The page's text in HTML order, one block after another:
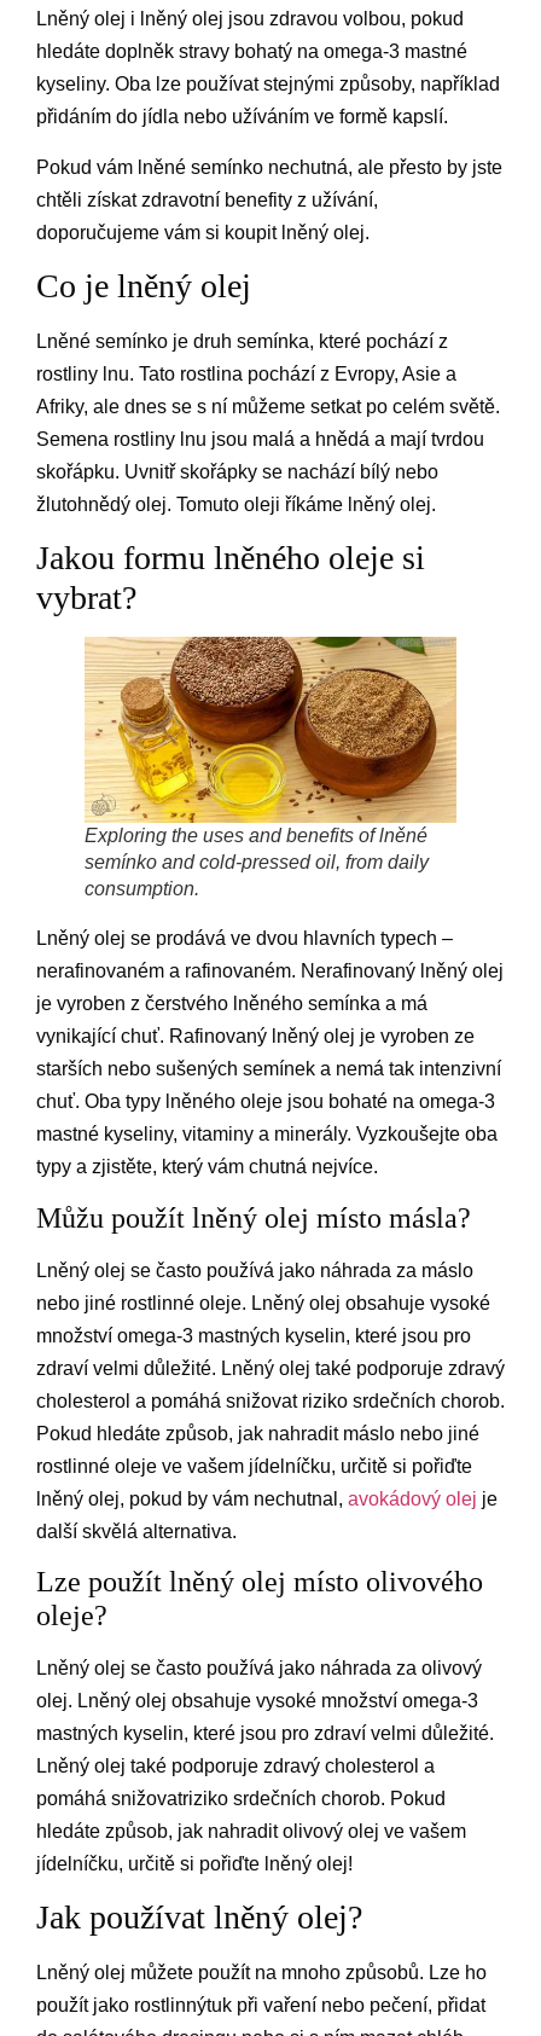
Lněný olej i lněný olej jsou zdravou volbou, pokud
hledáte doplněk stravy bohatý na omega-3 mastné
kyseliny. Oba lze používat stejnými způsoby, například
přidáním do jídla nebo užíváním ve formě kapslí.
Pokud vám lněné semínko nechutná, ale přesto by jste
chtěli získat zdravotní benefity z užívání,
doporučujeme vám si koupit lněný olej.
Co je lněný olej
Lněné semínko je druh semínka, které pochází z
rostliny lnu. Tato rostlina pochází z Evropy, Asie a
Afriky, ale dnes se s ní můžeme setkat po celém světě.
Semena rostliny lnu jsou malá a hnědá a mají tvrdou
skořápku. Uvnitř skořápky se nachází bílý nebo
žlutohnědý olej. Tomuto oleji říkáme lněný olej.
Jakou formu lněného oleje si
vybrat?
Exploring the uses and benefits of lněné
semínko and cold-pressed oil, from daily
consumption.
Lněný olej se prodává ve dvou hlavních typech –
nerafinovaném a rafinovaném. Nerafinovaný lněný olej
je vyroben z čerstvého lněného semínka a má
vynikající chuť. Rafinovaný lněný olej je vyroben ze
starších nebo sušených semínek a nemá tak intenzivní
chuť. Oba typy lněného oleje jsou bohaté na omega-3
mastné kyseliny, vitaminy a minerály. Vyzkoušejte oba
typy a zjistěte, který vám chutná nejvíce.
Můžu použít lněný olej místo másla?
Lněný olej se často používá jako náhrada za máslo
nebo jiné rostlinné oleje. Lněný olej obsahuje vysoké
množství omega-3 mastných kyselin, které jsou pro
zdraví velmi důležité. Lněný olej také podporuje zdravý
cholesterol a pomáhá snižovat riziko srdečních chorob.
Pokud hledáte způsob, jak nahradit máslo nebo jiné
rostlinné oleje ve vašem jídelníčku, určitě si pořiďte
lněný olej, pokud by vám nechutnal, avokádový olej je
další skvělá alternativa.
Lze použít lněný olej místo olivového
oleje?
Lněný olej se často používá jako náhrada za olivový
olej. Lněný olej obsahuje vysoké množství omega-3
mastných kyselin, které jsou pro zdraví velmi důležité.
Lněný olej také podporuje zdravý cholesterol a
pomáhá snižovatriziko srdečních chorob. Pokud
hledáte způsob, jak nahradit olivový olej ve vašem
jídelníčku, určitě si pořiďte lněný olej!
Jak používat lněný olej?
Lněný olej můžete použít na mnoho způsobů. Lze ho
použít jako rostlinnýtuk při vaření nebo pečení, přidat